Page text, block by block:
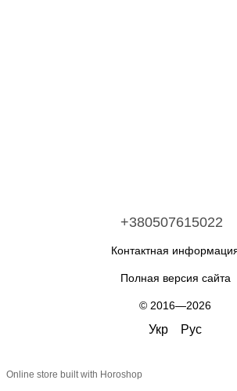
+380507615022
Контактная
Полная версия сайта
© 2016—2026
Укр Рус
Online store built with Horoshop